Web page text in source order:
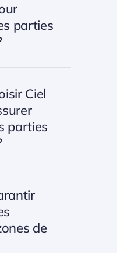
parties
Ciel
parties
de